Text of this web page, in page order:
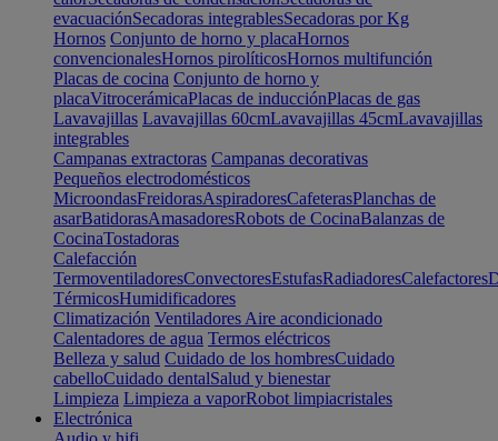
evacuaciónSecadoras integrablesSecadoras por Kg
Hornos Conjunto de horno y placaHornos
convencionalesHornos pirolíticosHornos multifunción
Placas de cocina Conjunto de horno y
placaVitrocerámicaPlacas de inducciónPlacas de gas
Lavavajillas Lavavajillas 60cmLavavajillas 45cmLavavajillas
integrables
Campanas extractoras Campanas decorativas
Pequeños electrodomésticos
MicroondasFreidorasAspiradoresCafeterasPlanchas de
asarBatidorasAmasadoresRobots de CocinaBalanzas de
CocinaTostadoras
Calefacción
TermoventiladoresConvectoresEstufasRadiadoresCalefactores
TérmicosHumidificadores
Climatización Ventiladores Aire acondicionado
Calentadores de agua Termos eléctricos
Belleza y salud Cuidado de los hombresCuidado
cabelloCuidado dentalSalud y bienestar
Limpieza Limpieza a vaporRobot limpiacristales
Electrónica